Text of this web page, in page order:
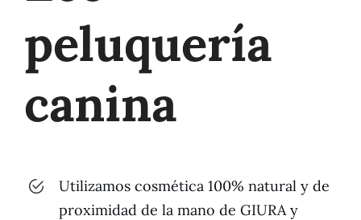
peluquería
canina
Utilizamos cosmética 100% natural y de
proximidad de la mano de GIURA y